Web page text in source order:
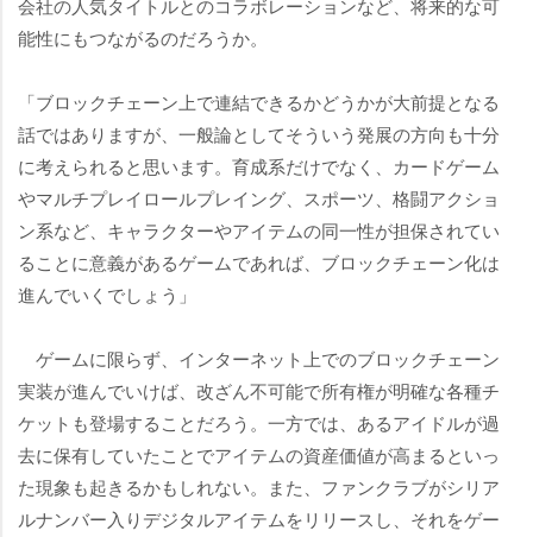
会社の人気タイトルとのコラボレーションなど、将来的な可
能性にもつながるのだろうか。
「ブロックチェーン上で連結できるかどうかが大前提となる
話ではありますが、一般論としてそういう発展の方向も十分
に考えられると思います。育成系だけでなく、カードゲーム
マルチプレイロールプレイング、スポーツ、格闘アクショ
ン系など、キャラクターやアイテムの同一性が担保されてい
ることに意義があるゲームであれば、ブロックチェーン化は
進んでいくでしょう」
ゲームに限らず、インターネット上でのブロックチェーン
実装が進んでいけば、改ざん不可能で所有権が明確な各種チ
ケットも登場することだろう。一方では、あるアイドルが過
去に保有していたことでアイテムの資産価値が高まるといっ
た現象も起きるかもしれない。また、ファンクラブがシリア
ルナンバー入りデジタルアイテムをリリースし、それをゲー